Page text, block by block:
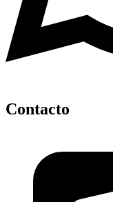
Contacto